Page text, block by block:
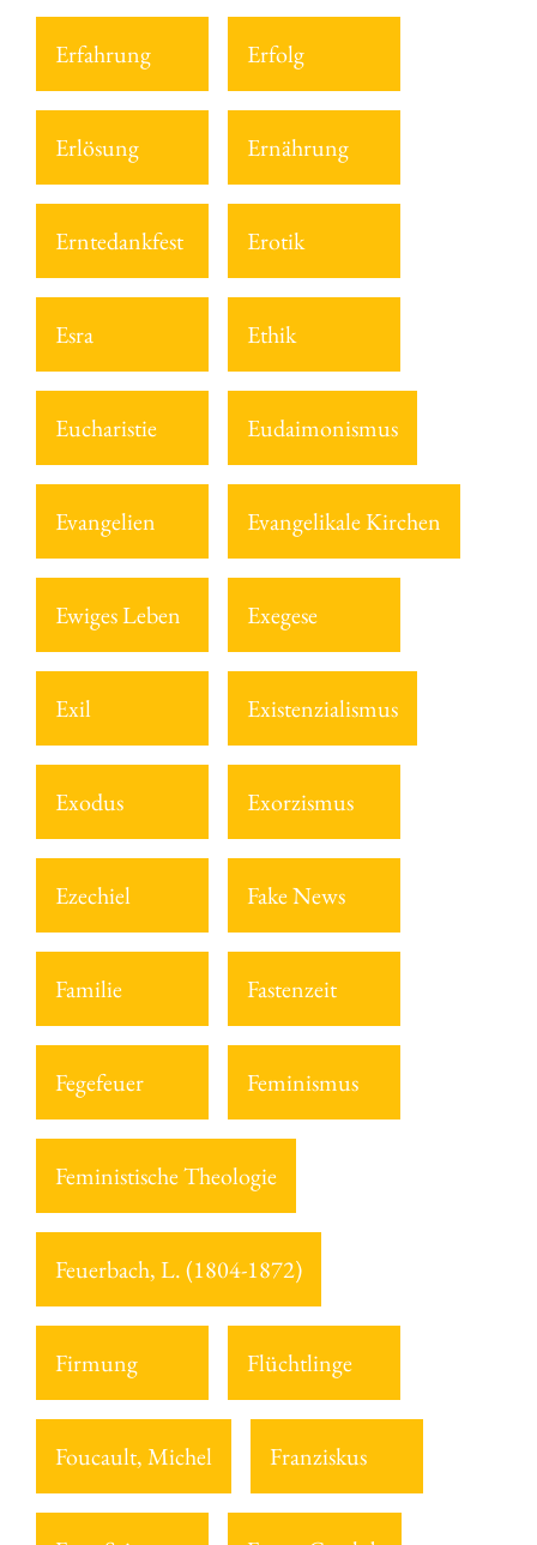
Erfahrung Erfolg
Erlösung Ernährung
Erntedankfest Erotik
Esra Ethik
Eucharistie Eudaimonismus
Evangelien Evangelikale Kirchen
Ewiges Leben Exegese
Exil Existenzialismus
Exodus Exorzismus
Ezechiel Fake News
Familie Fastenzeit
Fegefeuer Feminismus
Feministische Theologie
Feuerbach, L. (1804-1872)
Firmung Flüchtlinge
Foucault, Michel Franziskus